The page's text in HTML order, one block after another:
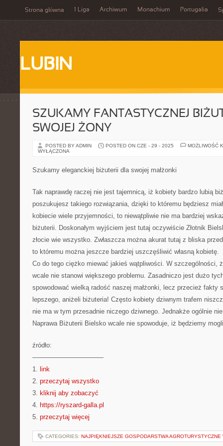
Strona główna 1 Liga Archiwum Monachium Portugalia
LUBIN
SZUKAMY FANTASTYCZNEJ
SWOJEJ ŻONY
POSTED BY ADMIN POSTED ON CZE - 29 - 2025
MOŻLIWOŚĆ
WYŁĄCZONA
Szukamy eleganckiej biżuterii dla swojej małżonki
Tak naprawdę raczej nie jest tajemnicą, iż kobiety bardzo lubią
poszukujesz takiego rozwiązania, dzięki to któremu będziesz
kobiecie wiele przyjemności, to niewątpliwie nie ma bardziej
biżuterii. Doskonałym wyjściem jest tutaj oczywiście Złotnik
złocie wie wszystko. Zwłaszcza można akurat tutaj z bliska
to któremu można jeszcze bardziej uszczęśliwić własną kobietę.
Co do tego ciężko miewać jakieś wątpliwości. W szczególności,
wcale nie stanowi większego problemu. Zasadniczo jest dużo
spowodować wielką radość naszej małżonki, lecz przecież fakty
lepszego, aniżeli biżuteria! Często kobiety dziwnym trafem
nie ma w tym przesadnie niczego dziwnego. Jednakże ogólnie
Naprawa Biżuterii Bielsko wcale nie spowoduje, iż będziemy
źródło:
———————————
1. link
2. przeczytaj wszystko
3. kliknij aby zobaczyć
4. https://ryszard-galla.pl
5. przeczytaj więcej
CATEGORIES: NAJPIĘKNIEJSZE GOSPODARSTWA AGROTURYSTYCZNE